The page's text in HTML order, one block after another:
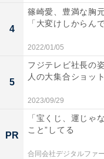
4
篠崎愛、豊満な胸
「大変けしからん
2022/01/05
5
フジテレビ社長の
人の大集合ショッ
2023/09/29
PR
「宝くじ、運じゃ
こと”してる
合同会社デジタルファ